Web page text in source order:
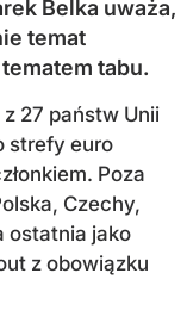
Belka uważa,
temat
tabu.
27 państw Unii
strefy euro
Poza
Czechy,
ostatnia jako
z obowiązku